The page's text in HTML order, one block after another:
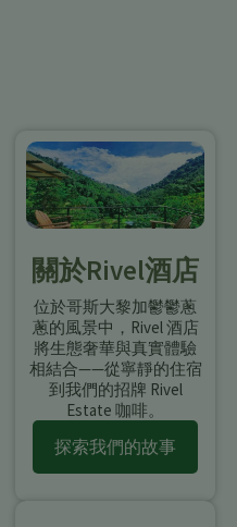
關於Rivel酒店
位於哥斯大黎加鬱鬱蔥
蔥的風景中，Rivel 酒店
將生態奢華與真實體驗
相結合——從寧靜的住宿
到我們的招牌 Rivel
Estate 咖啡。
探索我們的故事